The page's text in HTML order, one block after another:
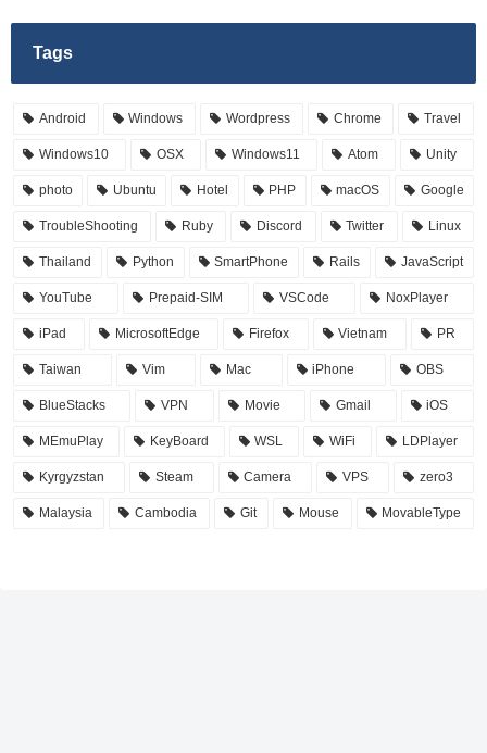
Tags
Android Windows Wordpress Chrome Travel
Windows10 OSX Windows11 Atom Unity
photo Ubuntu Hotel PHP macOS Google
TroubleShooting Ruby Discord Twitter Linux
Thailand Python SmartPhone Rails JavaScript
YouTube Prepaid-SIM VSCode NoxPlayer
iPad MicrosoftEdge Firefox Vietnam PR
Taiwan Vim Mac iPhone OBS
BlueStacks VPN Movie Gmail iOS
MEmuPlay KeyBoard WSL WiFi LDPlayer
Kyrgyzstan Steam Camera VPS zero3
Malaysia Cambodia Git Mouse MovableType